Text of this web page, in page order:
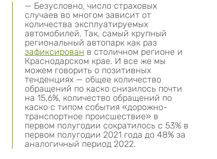
— Безусловно, число страховых
случаев во многом зависит от
количества эксплуатируемых
автомобилей. Так, самый крупный
региональный автопарк как раз
зафиксирован в столичном регионе и
Краснодарском крае. И все же мы
можем говорить о позитивных
тенденциях — общее количество
обращений по каско снизилось почти
на 15,6%, количество обращений по
каско с типом события «дорожно-
транспортное происшествие» в
первом полугодии сократилось с 53% в
первом полугодии 2021 года до 48% за
аналогичный период 2022.